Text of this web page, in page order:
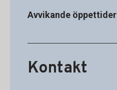
Avvikande öppettider
Kontakt